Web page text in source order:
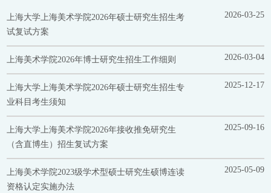
上海大学上海美术学院2026年硕士研究生招生考
试复试方案
2026-03-25
上海美术学院2026年博士研究生招生工作细则 2026-03-04
上海大学上海美术学院2026年硕士研究生招生专
业科目考生须知
2025-12-17
上海大学上海美术学院2026年接收推免研究生
（含直博生）招生复试方案
2025-09-16
上海美术学院2023级学术型硕士研究生硕博连读
资格认定实施办法
2025-05-09